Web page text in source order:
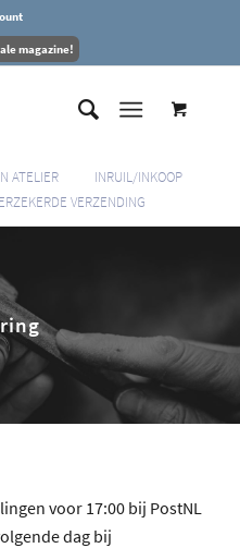
magazine!
ATELIER
INRUIL/INKOOP
VERZENDING
voor 17:00 bij PostNL
dag bij